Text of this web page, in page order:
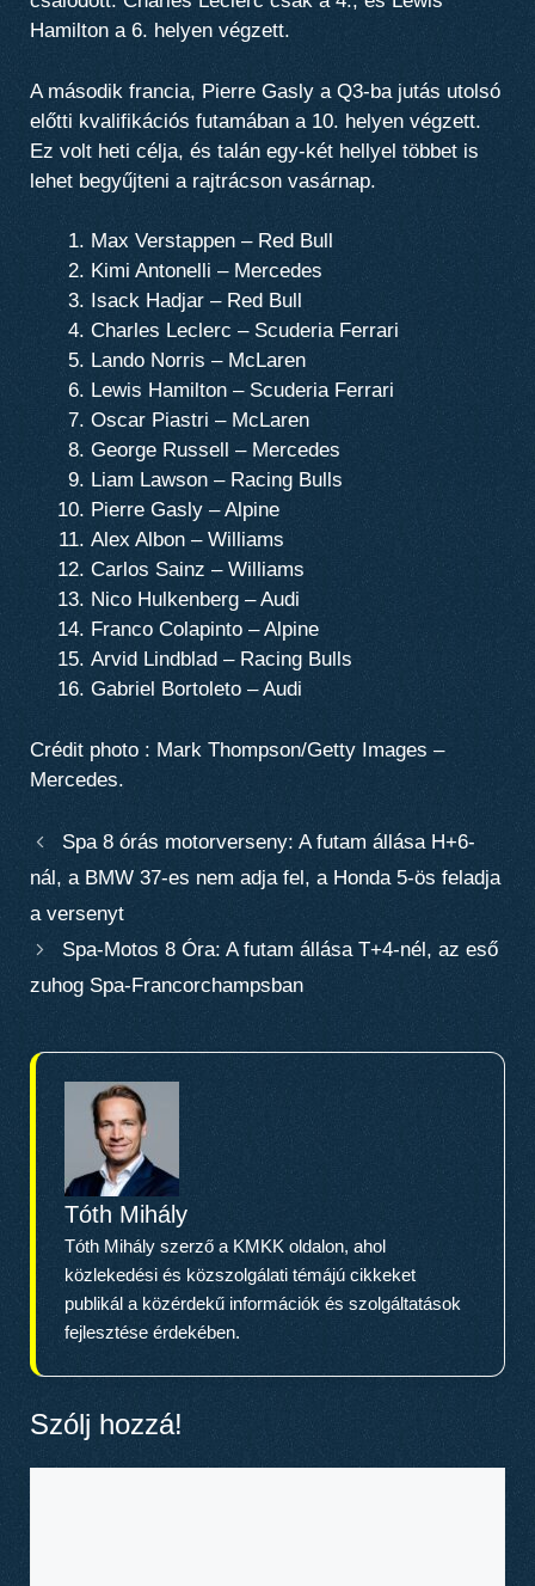
Hamilton a 6. helyen végzett.
A második francia, Pierre Gasly a Q3-ba jutás utolsó
előtti kvalifikációs futamában a 10. helyen végzett.
Ez volt heti célja, és talán egy-két hellyel többet is
lehet begyűjteni a rajtrácson vasárnap.
Max Verstappen – Red Bull
Kimi Antonelli – Mercedes
Isack Hadjar – Red Bull
Charles Leclerc – Scuderia Ferrari
Lando Norris – McLaren
Lewis Hamilton – Scuderia Ferrari
Oscar Piastri – McLaren
George Russell – Mercedes
Liam Lawson – Racing Bulls
Pierre Gasly – Alpine
Alex Albon – Williams
Carlos Sainz – Williams
Nico Hulkenberg – Audi
Franco Colapinto – Alpine
Arvid Lindblad – Racing Bulls
Gabriel Bortoleto – Audi
Crédit photo : Mark Thompson/Getty Images –
Mercedes.
Spa 8 órás motorverseny: A futam állása H+6-
nál, a BMW 37-es nem adja fel, a Honda 5-ös feladja
a versenyt
Spa-Motos 8 Óra: A futam állása T+4-nél, az eső
zuhog Spa-Francorchampsban
Tóth Mihály
Tóth Mihály szerző a KMKK oldalon, ahol
közlekedési és közszolgálati témájú cikkeket
publikál a közérdekű információk és szolgáltatások
fejlesztése érdekében.
Szólj hozzá!